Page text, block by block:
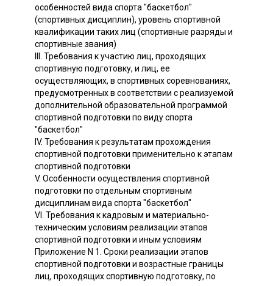
особенностей вида спорта "баскетбол"
(спортивных дисциплин), уровень спортивной
квалификации таких лиц (спортивные разряды и
спортивные звания)
III. Требования к участию лиц, проходящих
спортивную подготовку, и лиц, ее
осуществляющих, в спортивных соревнованиях,
предусмотренных в соответствии с реализуемой
дополнительной образовательной программой
спортивной подготовки по виду спорта
"баскетбол"
IV. Требования к результатам прохождения
спортивной подготовки применительно к этапам
спортивной подготовки
V. Особенности осуществления спортивной
подготовки по отдельным спортивным
дисциплинам вида спорта "баскетбол"
VI. Требования к кадровым и материально-
техническим условиям реализации этапов
спортивной подготовки и иным условиям
Приложение N 1. Сроки реализации этапов
спортивной подготовки и возрастные границы
лиц, проходящих спортивную подготовку, по